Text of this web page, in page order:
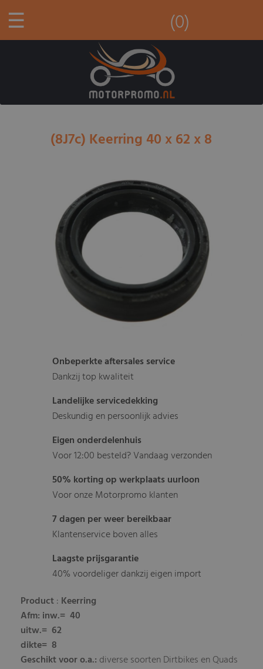
☰ (0)
(8J7c) Keerring 40 x 62 x 8
Onbeperkte aftersales service
Dankzij top kwaliteit
Landelijke servicedekking
Deskundig en persoonlijk advies
Eigen onderdelenhuis
Voor 12:00 besteld? Vandaag verzonden
50% korting op werkplaats uurloon
Voor onze Motorpromo klanten
7 dagen per weer bereikbaar
Klantenservice boven alles
Laagste prijsgarantie
40% voordeliger dankzij eigen import
Product: Keerring
Afm: inw.= 40
uitw.= 62
dikte= 8
Geschikt voor o.a.: diverse soorten Dirtbikes en Quads